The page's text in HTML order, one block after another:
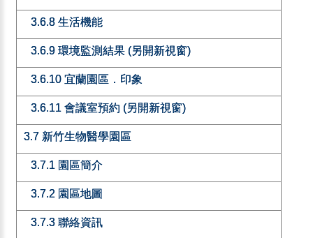
3.6.8 生活機能
3.6.9 環境監測結果 (另開新視窗)
3.6.10 宜蘭園區．印象
3.6.11 會議室預約 (另開新視窗)
3.7 新竹生物醫學園區
3.7.1 園區簡介
3.7.2 園區地圖
3.7.3 聯絡資訊